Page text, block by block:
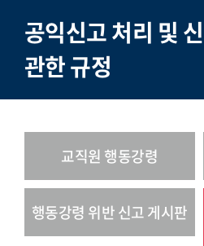
공익신고 처리 및
관한 규정
교직원 행동강령
행동강령 위반 신고 게시판